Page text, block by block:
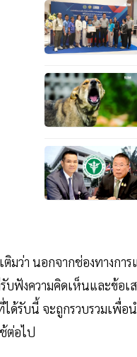
มว่า นอกจากช่องทางก
บฟังความคิดเห็นและข้อ
ด้รับนี้ จะถูกรวบรวมเพื่อ
ต่อไป